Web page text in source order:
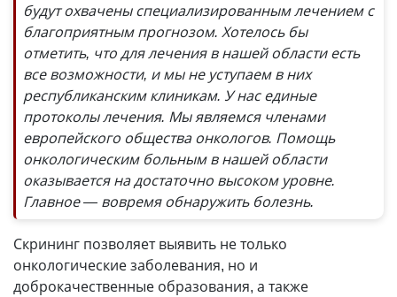
будут охвачены специализированным лечением с
благоприятным прогнозом. Хотелось бы
отметить, что для лечения в нашей области есть
все возможности, и мы не уступаем в них
республиканским клиникам. У нас единые
протоколы лечения. Мы являемся членами
европейского общества онкологов. Помощь
онкологическим больным в нашей области
оказывается на достаточно высоком уровне.
Главное — вовремя обнаружить болезнь.
Скрининг позволяет выявить не только
онкологические заболевания, но и
доброкачественные образования, а также